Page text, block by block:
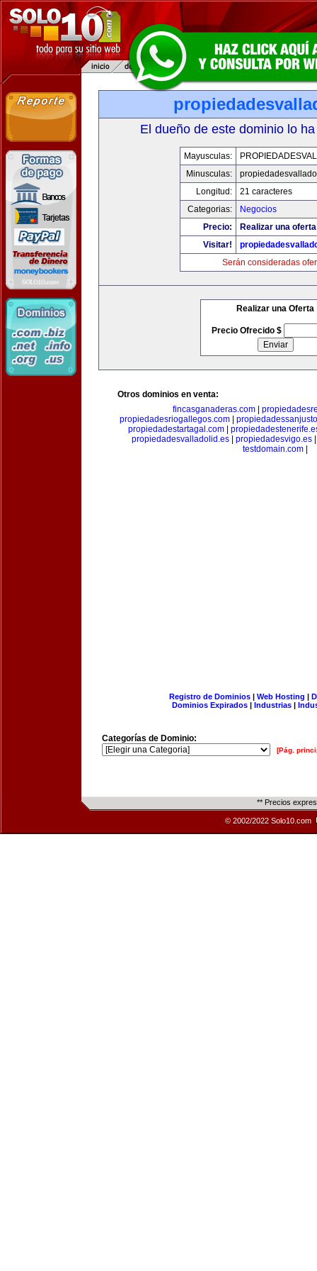
El dueño de este dominio lo
Mayusculas:
Minusculas:
Longitud:
21 caracteres
Categorias:
Negocios
Precio:
Realizar una
Visitar!
Serán consideradas
Realizar una Oferta
Precio Ofrecido $
Otros dominios en venta:
fincasganaderas.com|
propiedadesriogallegos.com|
propiedadestartagal.com|
propiedadesvalladolid.es
propiedadesvigo.es
testdomain.com
Registro de Dominios| Web Hosting |
Dominios Expirados | Industrias |
Categorías de Dominio:
[Pág.
** Precios
© 2002/2022 Solo10.com